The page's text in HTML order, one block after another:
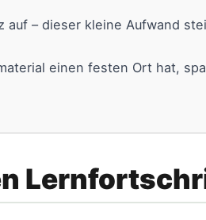
auf – dieser kleine Aufwand
einen festen Ort hat,